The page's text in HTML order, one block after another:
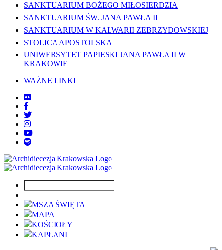
SANKTUARIUM BOŻEGO MIŁOSIERDZIA
SANKTUARIUM ŚW. JANA PAWŁA II
SANKTUARIUM W KALWARII ZEBRZYDOWSKIEJ
STOLICA APOSTOLSKA
UNIWERSYTET PAPIESKI JANA PAWŁA II W
KRAKOWIE
WAŻNE LINKI
MSZA ŚWIĘTA
MAPA
KOŚCIOŁY
KAPŁANI